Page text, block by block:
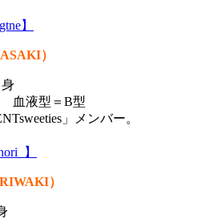
】
）
血液型＝B型
」メンバー。
】
）